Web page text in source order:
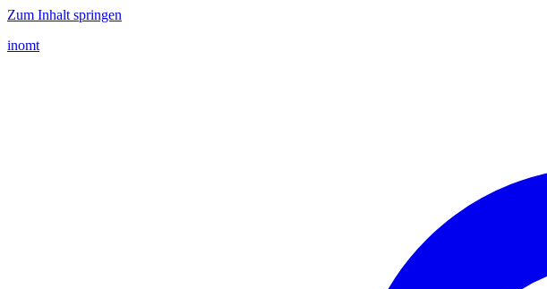
Zum Inhalt springen
inomt